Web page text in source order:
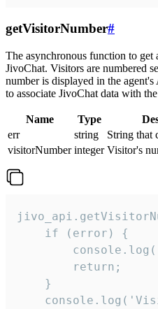
getVisitorNumber#
The asynchronous function to get
JivoChat. Visitors are numbered
number is displayed in the
to associate JivoChat data with
Name Type
err
string
String that
visitorNumber integer Visitor's
    if (error) {
        return;
    }